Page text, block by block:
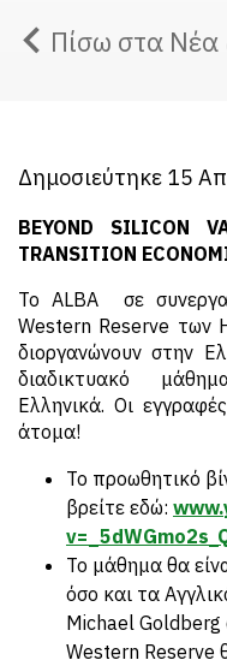
Πίσω στα Νέα
Δημοσιεύτηκε 15
BEYOND SILICON
TRANSITION
Το ALBA σε
Western Reserve των
διοργανώνουν στην
διαδικτυακό
Ελληνικά. Οι
άτομα!
Το προωθητικό
βρείτε εδώ:
Το μάθημα θα
όσο και τα
Michael Goldberg
Western Reserve